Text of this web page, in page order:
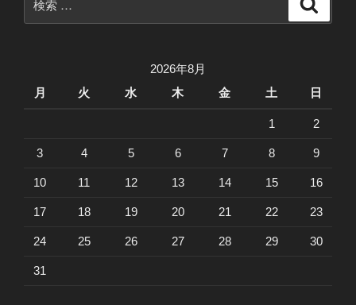
索:
2026年8月
月
火 水 木 金 土 日
1 2
3 4 5 6 7 8 9
10 11 12 13 14 15 16
17 18 19 20 21 22 23
24 25 26 27 28 29 30
31